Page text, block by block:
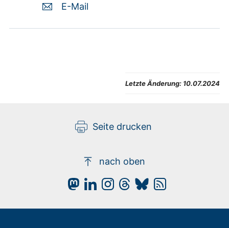
E-Mail
Letzte Änderung: 10.07.2024
Seite drucken
nach oben